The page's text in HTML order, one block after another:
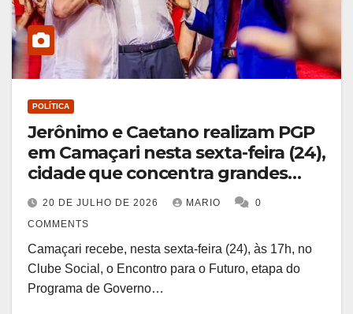
POLÍTICA
Jerônimo e Caetano realizam PGP
em Camaçari nesta sexta-feira (24),
cidade que concentra grandes
investimentos do Estado
20 DE JULHO DE 2026 MARIO
0
COMMENTS
Camaçari recebe, nesta sexta-feira (24), às 17h, no
Clube Social, o Encontro para o Futuro, etapa do
Programa de Governo…